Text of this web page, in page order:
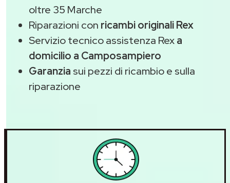
oltre 35 Marche
Riparazioni con ricambi originali Rex
Servizio tecnico assistenza Rexa
domicilio a Camposampiero
Garanzia sui pezzi di ricambio e sulla
riparazione